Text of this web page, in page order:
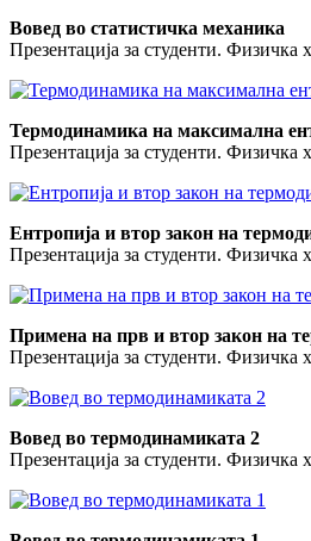
Вовед во статистичка механика
Презентација за студенти. Физичка
Термодинамика на максимална
Презентација за студенти. Физичка
Ентропија и втор закон на
Презентација за студенти. Физичка
Примена на прв и втор закон на
Презентација за студенти. Физичка
Вовед во термодинамиката 2
Презентација за студенти. Физичка